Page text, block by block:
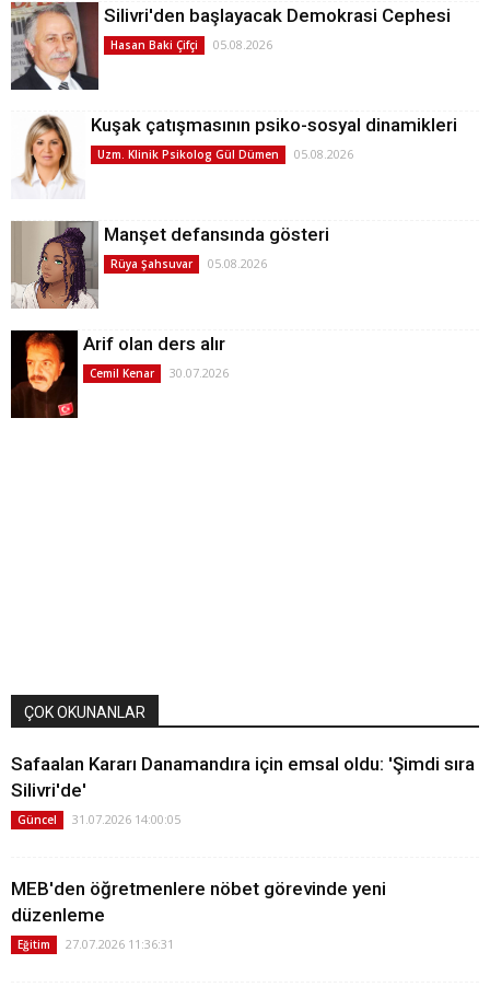
Silivri'den başlayacak Demokrasi Cephesi
Hasan Baki Çifçi 05.08.2026
Kuşak çatışmasının psiko-sosyal dinamikleri
Uzm. Klinik Psikolog Gül Dümen 05.08.2026
Manşet defansında gösteri
Rüya Şahsuvar 05.08.2026
Arif olan ders alır
Cemil Kenar 30.07.2026
ÇOK OKUNANLAR
Safaalan Kararı Danamandıra için emsal oldu: 'Şimdi sıra
Silivri'de'
Güncel 31.07.2026 14:00:05
MEB'den öğretmenlere nöbet görevinde yeni
düzenleme
Eğitim 27.07.2026 11:36:31